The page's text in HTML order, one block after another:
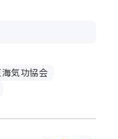
海気功協会